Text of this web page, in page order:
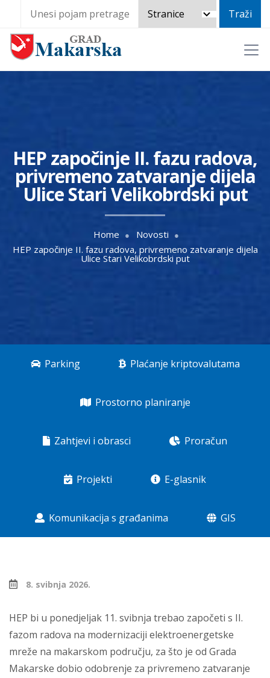
HEP započinje II. fazu radova,
privremeno zatvaranje dijela
Ulice Stari Velikobrdski put
Home
Novosti
HEP započinje II. fazu radova, privremeno zatvaranje dijela
Ulice Stari Velikobrdski put
Parking Plaćanje kriptovalutama
Prostorno planiranje
Zahtjevi i obrasci Proračun
Projekti E-glasnik
Komunikacija s građanima GIS
8. svibnja 2026.
HEP bi u ponedjeljak 11. svibnja trebao započeti s II.
fazom radova na modernizaciji elektroenergetske
mreže na makarskom području, za što je od Grada
Makarske dobio odobrenje za privremeno zatvaranje